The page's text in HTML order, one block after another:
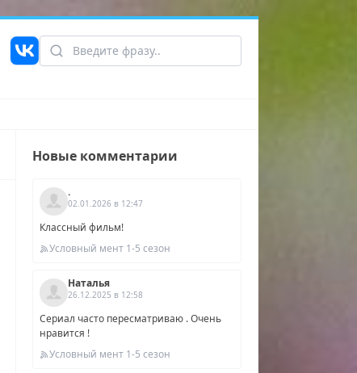
Новые комментарии
.
02.01.2026 в 12:47
Классный фильм!
Условный мент 1-5 сезон
Наталья
26.12.2025 в 12:58
Сериал часто пересматриваю . Очень
нравится !
Условный мент 1-5 сезон